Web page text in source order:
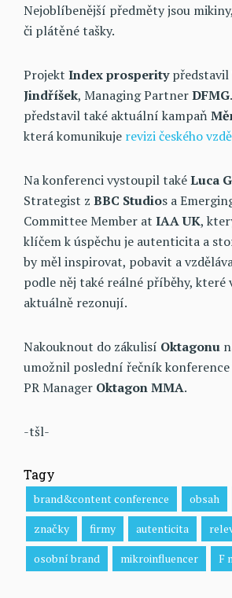
Nejoblíbenější předměty jsou
či plátěné tašky.
Projekt Index prosperitypředstavil
Jindříšek, Managing PartnerDFMG
představil také aktuální kampaň
která komunikuje revizi českého
Na konferenci vystoupil takéLuca
Strategist z BBC Studios a
Committee Member at IAA UK,
klíčem k úspěchu je autenticita a
by měl inspirovat, pobavit a
podle něj také reálné příběhy, které
aktuálně rezonují.
Nakouknout do zákulisí Oktagonu
umožnil poslední řečník konference
PR Manager Oktagon MMA.
-tšl-
Tagy
brand&content conference obsah
značky
firmy autenticita
osobní brand
mikroinfluencer F